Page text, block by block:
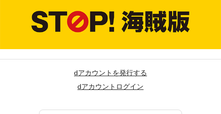
dアカウントを発行する
dアカウントログイン